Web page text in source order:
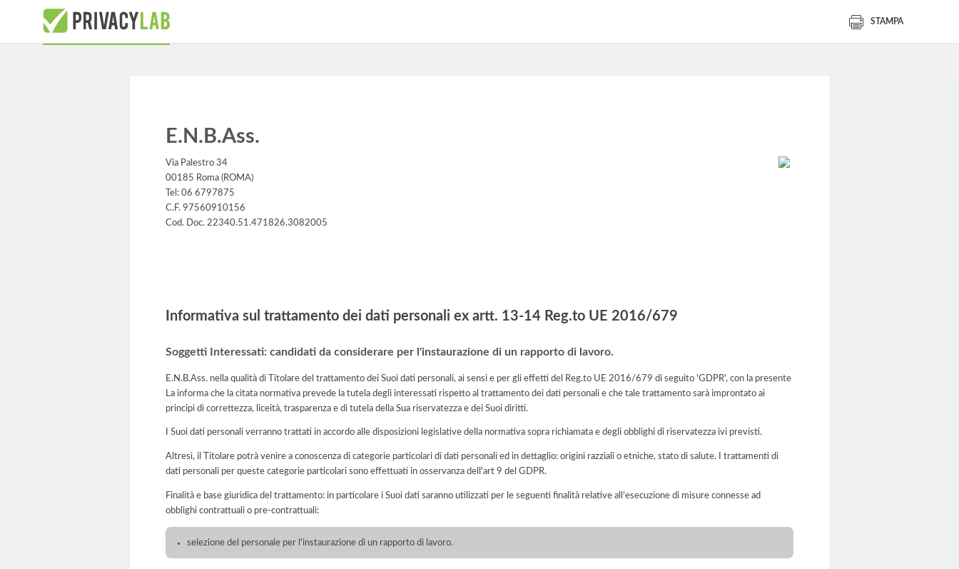
STAMPA
E.N.B.Ass.
Via Palestro 34
00185 Roma (ROMA)
Tel: 06 6797875
C.F. 97560910156
Cod. Doc. 22340.51.471826.3082005
Informativa sul trattamento dei dati personali ex artt. 13-14 Reg.to UE 2016/679
Soggetti Interessati: candidati da considerare per l'instaurazione di un rapporto di lavoro.
E.N.B.Ass. nella qualità di Titolare del trattamento dei Suoi dati personali, ai sensi e per gli effetti del Reg.to UE 2016/679 di seguito 'GDPR', con la presente
La informa che la citata normativa prevede la tutela degli interessati rispetto al trattamento dei dati personali e che tale trattamento sarà improntato ai
principi di correttezza, liceità, trasparenza e di tutela della Sua riservatezza e dei Suoi diritti.
I Suoi dati personali verranno trattati in accordo alle disposizioni legislative della normativa sopra richiamata e degli obblighi di riservatezza ivi previsti.
Altresì, il Titolare potrà venire a conoscenza di categorie particolari di dati personali ed in dettaglio: origini razziali o etniche, stato di salute. I trattamenti di
dati personali per queste categorie particolari sono effettuati in osservanza dell'art 9 del GDPR.
Finalità e base giuridica del trattamento: in particolare i Suoi dati saranno utilizzati per le seguenti finalità relative all’esecuzione di misure connesse ad
obblighi contrattuali o pre-contrattuali:
selezione del personale per l'instaurazione di un rapporto di lavoro.